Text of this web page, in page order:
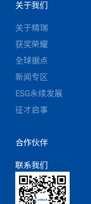
关于我们
关于精瑞
获奖荣耀
全球据点
新闻专区
ESG永续发展
征才启事
合作伙伴
联系我们